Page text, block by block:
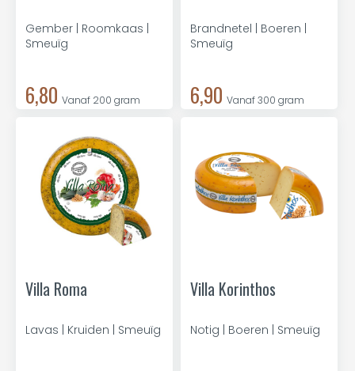
Gember | Roomkaas |
Smeuïg
6,80 Vanaf 200 gram
Brandnetel | Boeren |
Smeuïg
6,90 Vanaf 300 gram
Villa Roma
Lavas | Kruiden | Smeuïg
Villa Korinthos
Notig | Boeren | Smeuïg